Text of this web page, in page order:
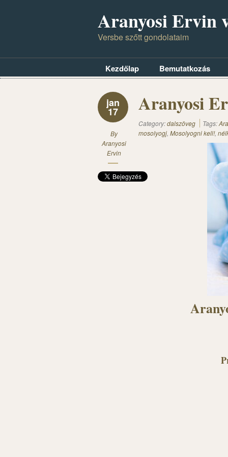
Aranyosi Ervin
Versbe szőtt gondolataim
Kezdőlap Bemutatkozás
jan
17
By
Aranyosi
Ervin
Aranyosi
Category:dalszöveg Tags:
mosolyogj, Mosolyogni kell!,